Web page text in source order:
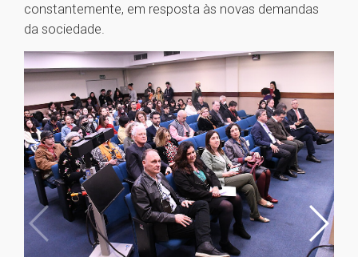
constantemente, em resposta às novas demandas
da sociedade.